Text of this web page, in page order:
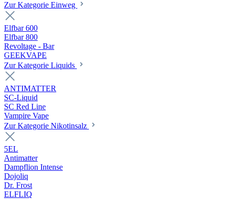
Zur Kategorie Einweg
Elfbar 600
Elfbar 800
Revoltage - Bar
GEEKVAPE
Zur Kategorie Liquids
ANTIMATTER
SC-Liquid
SC Red Line
Vampire Vape
Zur Kategorie Nikotinsalz
5EL
Antimatter
Dampflion Intense
Dojoliq
Dr. Frost
ELFLIQ